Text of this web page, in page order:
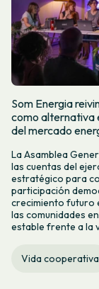
Som Energia
como alternativa
del mercado
La Asamblea
las cuentas del
estratégico para
participación
crecimiento futuro
las comunidades
estable frente a la
Vida cooperativa